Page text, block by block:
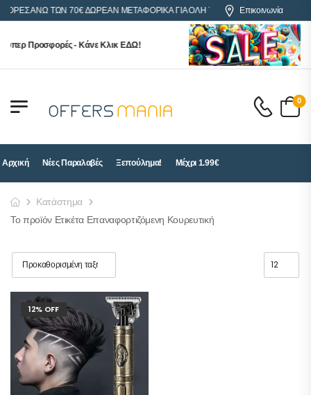
ΑΝΩ ΤΩΝ 70€ ΔΩΡΕΑΝ ΜΕΤΑΦΟΡΙΚΑ ΓΙΑ ΟΛΗ ΤΗΝ ΕΛΛΑΔΑΕπικοινωνία
Προσφορές - Κάνε Κλικ ΕΔΩ!
0
Αρχική Νέες Παραλαβές Ξεπούλημα! Μέχρι 1.99€
Κατάστημα
Το προϊόν Ετικέτα Επαναφορτιζόμενη Κουρευτική
12% OFF